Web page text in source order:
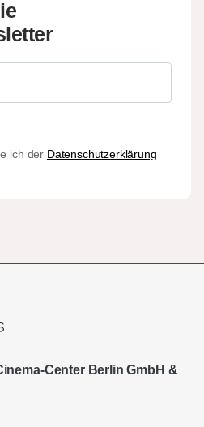
ich der Datenschutzerklärung
Center Berlin GmbH &